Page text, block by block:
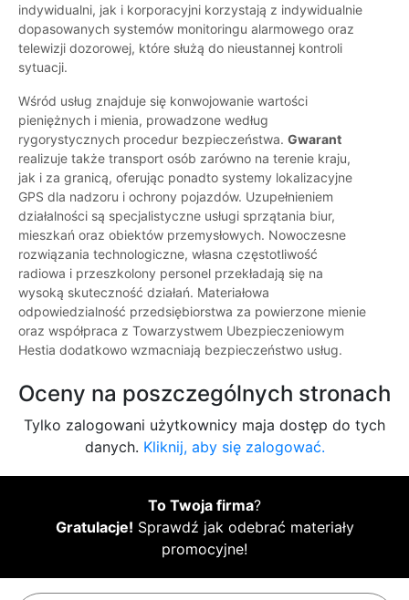
indywidualni, jak i korporacyjni korzystają z indywidualnie
dopasowanych systemów monitoringu alarmowego oraz
telewizji dozorowej, które służą do nieustannej kontroli
sytuacji.
Wśród usług znajduje się konwojowanie wartości
pieniężnych i mienia, prowadzone według
rygorystycznych procedur bezpieczeństwa. Gwarant
realizuje także transport osób zarówno na terenie kraju,
jak i za granicą, oferując ponadto systemy lokalizacyjne
GPS dla nadzoru i ochrony pojazdów. Uzupełnieniem
działalności są specjalistyczne usługi sprzątania biur,
mieszkań oraz obiektów przemysłowych. Nowoczesne
rozwiązania technologiczne, własna częstotliwość
radiowa i przeszkolony personel przekładają się na
wysoką skuteczność działań. Materiałowa
odpowiedzialność przedsiębiorstwa za powierzone mienie
oraz współpraca z Towarzystwem Ubezpieczeniowym
Hestia dodatkowo wzmacniają bezpieczeństwo usług.
Oceny na poszczególnych stronach
Tylko zalogowani użytkownicy maja dostęp do tych
danych. Kliknij, aby się zalogować.
To Twoja firma?
Gratulacje! Sprawdź jak odebrać materiały
promocyjne!